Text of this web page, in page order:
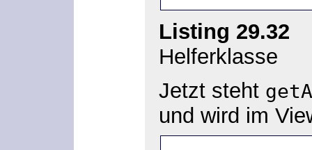
Listing 29.32
Helferklasse
Jetzt steht
und wird im